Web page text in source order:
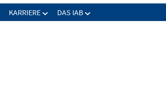
KARRIERE DAS IAB